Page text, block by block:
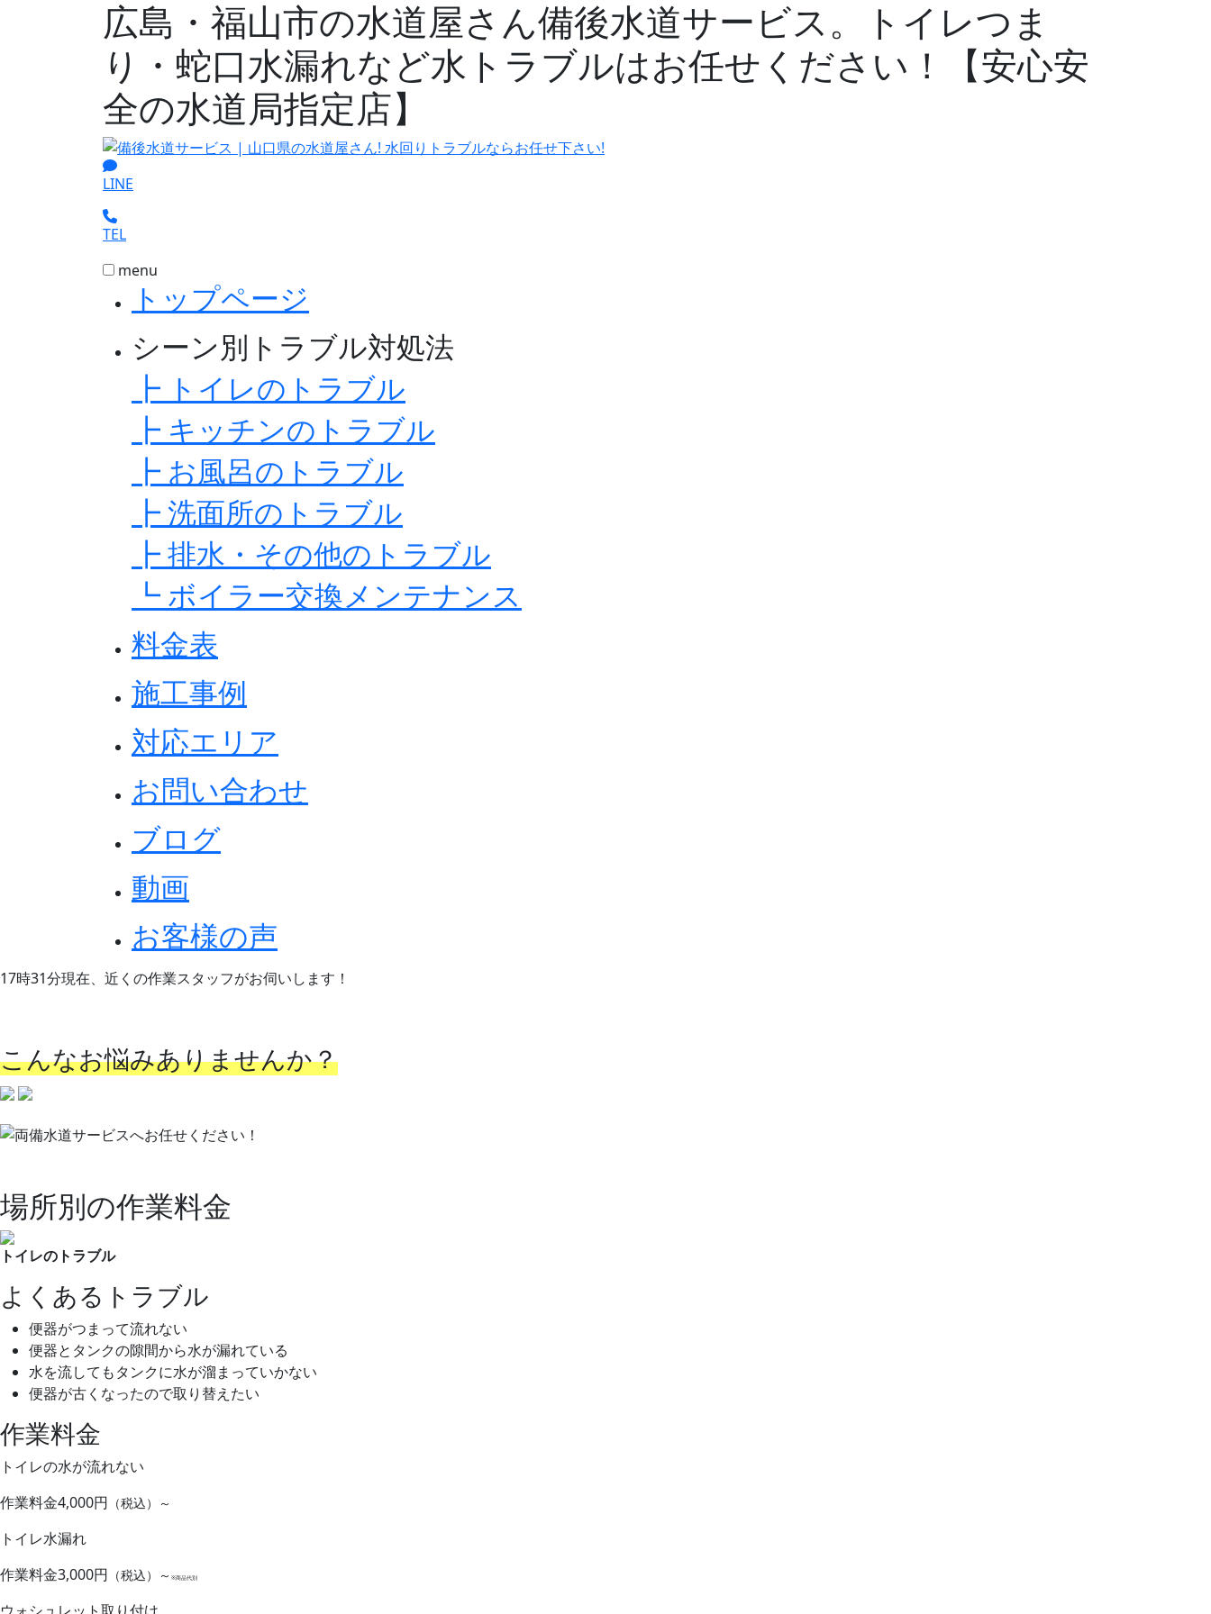
広島・福山市の水道屋さん備後水道サービス。トイレつま
り・蛇口水漏れなど水トラブルはお任せください！【安心安
全の水道局指定店】
LINE
TEL
menu
トップページ
シーン別トラブル対処法
┣ トイレのトラブル
┣ キッチンのトラブル
┣ お風呂のトラブル
┣ 洗面所のトラブル
┣ 排水・その他のトラブル
┗ ボイラー交換メンテナンス
料金表
施工事例
対応エリア
お問い合わせ
ブログ
動画
お客様の声
17時31分現在、近くの作業スタッフがお伺いします！
こんなお悩みありませんか？
場所別の作業料金
トイレのトラブル
よくあるトラブル
便器がつまって流れない
便器とタンクの隙間から水が漏れている
水を流してもタンクに水が溜まっていかない
便器が古くなったので取り替えたい
作業料金
トイレの水が流れない
作業料金4,000円 （税込）～
トイレ水漏れ
作業料金3,000円 （税込）～ ※商品代別